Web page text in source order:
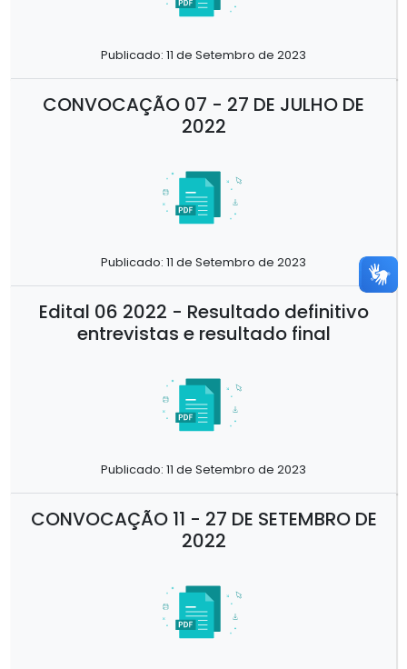
Publicado: 11 de Setembro de 2023
CONVOCAÇÃO 07 - 27 DE JULHO DE
2022
Publicado: 11 de Setembro de 2023
Edital 06 2022 - Resultado definitivo
entrevistas e resultado final
Publicado: 11 de Setembro de 2023
CONVOCAÇÃO 11 - 27 DE SETEMBRO DE
2022